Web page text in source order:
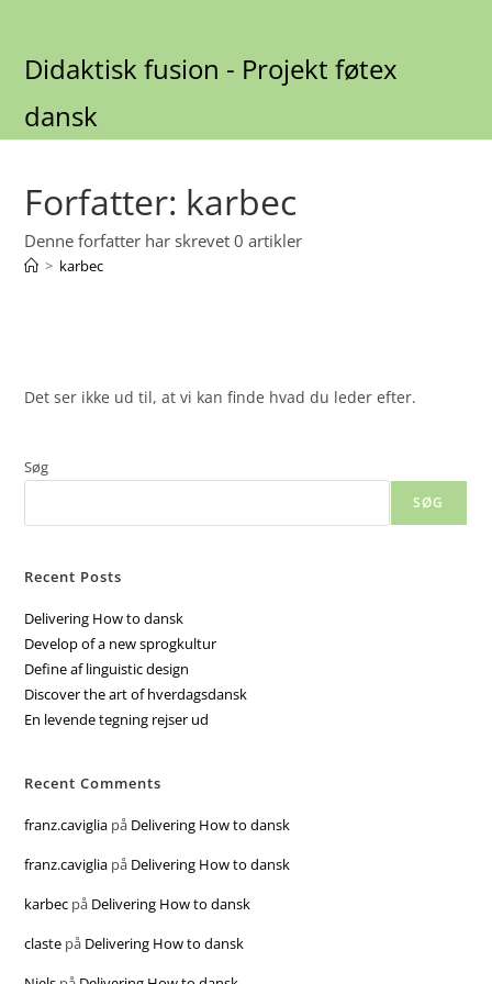
contentDidaktisk fusion - Projekt føtex
dansk
Forfatter: karbec
Denne forfatter har skrevet 0 artikler
> karbec
Det ser ikke ud til, at vi kan finde hvad du leder efter.
Søg
SØG
Recent Posts
Delivering How to dansk
Develop of a new sprogkultur
Define af linguistic design
Discover the art of hverdagsdansk
En levende tegning rejser ud
Recent Comments
franz.caviglia på Delivering How to dansk
franz.caviglia på Delivering How to dansk
karbec på Delivering How to dansk
claste på Delivering How to dansk